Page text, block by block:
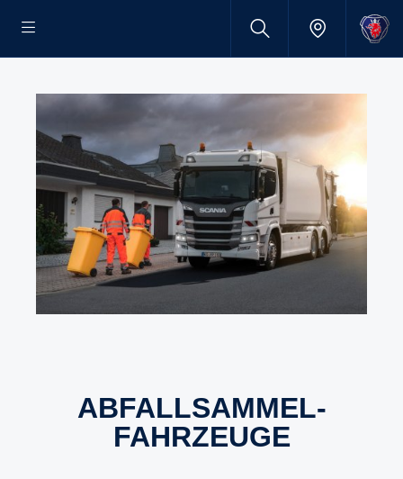
ABFALL­SAMMEL­
FAHRZEUGE